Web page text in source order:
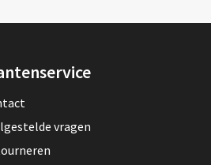
vragen